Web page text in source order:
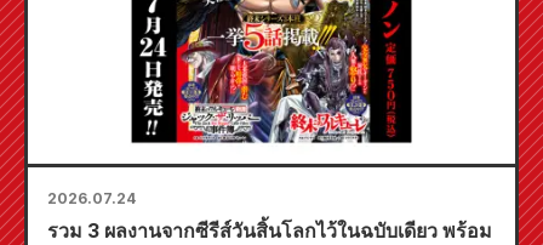
2026.07.24
รวม 3 ผลงานจากซีรีส์วันสิ้นโลกไว้ในฉบับเดียว พร้อม